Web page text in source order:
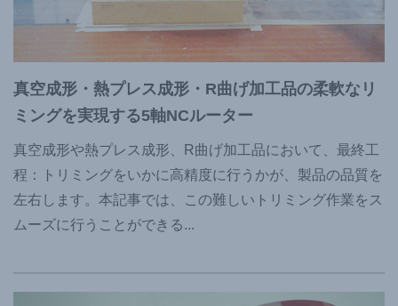
真空成形・熱プレス成形・R曲げ加工品の柔軟なリ
ミングを実現する5軸NCルーター
真空成形や熱プレス成形、R曲げ加工品において、最終工
程：トリミングをいかに高精度に行うかが、製品の品質を
左右します。本記事では、この難しいトリミング作業をス
ムーズに行うことができる...